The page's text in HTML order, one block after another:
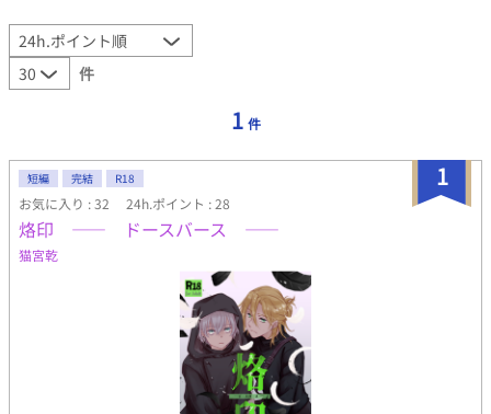
件
1 件
1
短編 完結 R18
お気に入り : 32 24h.ポイント : 28
烙印 ―― ドースバース ――
猫宮乾